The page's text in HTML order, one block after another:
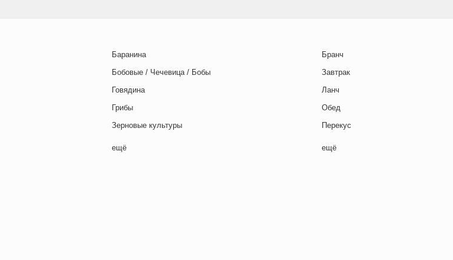
Баранина
Бобовые / Чечевица / Бобы
Говядина
Грибы
Зерновые культуры
Картофель
ещё
Бранч
Завтрак
Ланч
Обед
Перекус
Полдник
ещё